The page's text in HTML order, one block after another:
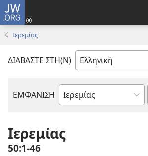
JW.ORG
Ιερεμίας
ΔΙΑΒΑΣΤΕ ΣΤΗ(Ν)
ΕΜΦΑΝΙΣΗ
Βιβλίο
Γραφής
Ιερεμίας
50:1-46